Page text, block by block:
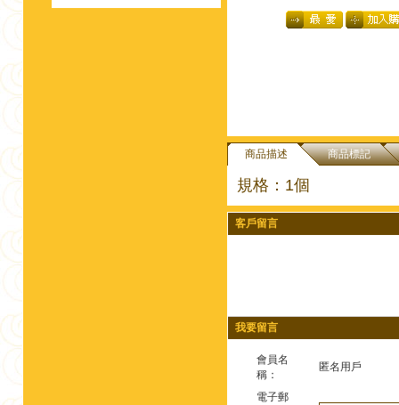
商品描述 商品標記
規格：1個
客戶留言
我要留言
會員名
稱：
匿名用戶
電子郵